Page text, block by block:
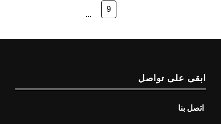
9
...
ابقى على تواصل
اتصل بنا